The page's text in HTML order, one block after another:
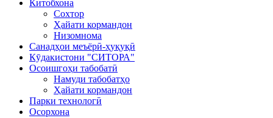
Китобхона
Сохтор
Ҳайати кормандон
Низомнома
Санадҳои меъёрӣ-ҳуқуқӣ
Кӯдакистони "СИТОРА"
Осоишгоҳи табобатӣ
Намуди табобатҳо
Ҳайати кормандон
Парки технологӣ
Осорхона